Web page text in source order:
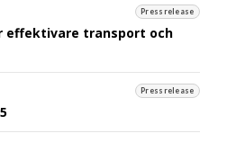
Pressrelease
effektivare transport och
Pressrelease